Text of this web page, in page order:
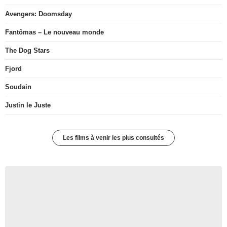
Avengers: Doomsday
Fantômas – Le nouveau monde
The Dog Stars
Fjord
Soudain
Justin le Juste
Les films à venir les plus consultés